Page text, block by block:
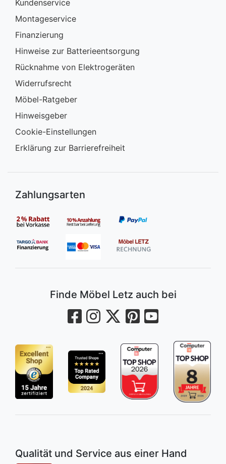
Kundenservice
Montageservice
Finanzierung
Hinweise zur Batterieentsorgung
Rücknahme von Elektrogeräten
Widerrufsrecht
Möbel-Ratgeber
Hinweisgeber
Cookie-Einstellungen
Erklärung zur Barrierefreiheit
Zahlungsarten
Finde Möbel Letz auch bei
Qualität und Service aus einer Hand